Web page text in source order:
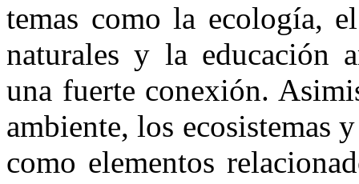
temas como la ecología,
naturales y la educación
una fuerte conexión.
ambiente, los ecosistemas
como elementos